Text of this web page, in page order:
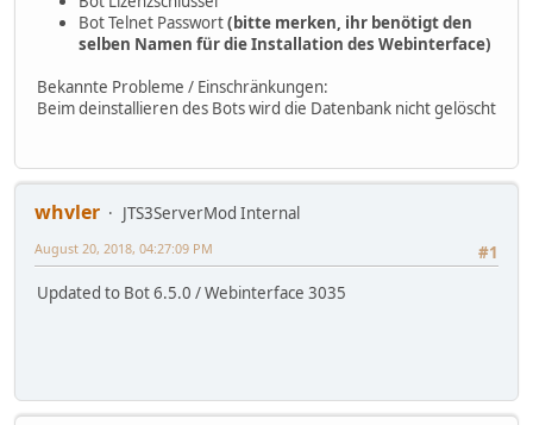
Bot Telnet Passwort(bitte merken, ihr benötigt den
selben Namen für die Installation des Webinterface)
Bekannte Probleme / Einschränkungen:
Beim deinstallieren des Bots wird die Datenbank nicht gelöscht
whvler
JTS3ServerMod Internal
#1
August 20, 2018, 04:27:09 PM
Updated to Bot 6.5.0 / Webinterface 3035